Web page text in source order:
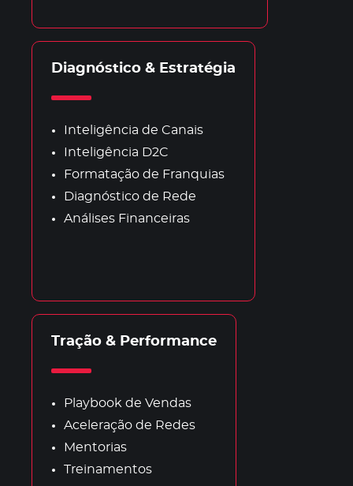
Diagnóstico & Estratégia
Inteligência de Canais
Inteligência D2C
Formatação de Franquias
Diagnóstico de Rede
Análises Financeiras
Tração & Performance
Playbook de Vendas
Aceleração de Redes
Mentorias
Treinamentos